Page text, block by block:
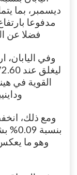
ديسمبر، بما
مدفوعا
فضلا عن
القوية في
ومع ذلك،
وهو ما يعكس